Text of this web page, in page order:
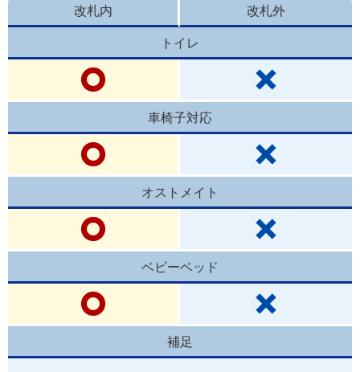
改札内 改札外
トイレ
車椅子対応
オストメイト
ベビーベッド
補足